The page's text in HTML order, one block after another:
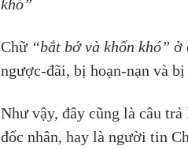
khó”
Chữ “bắt bớ và khốn khó” ở
ngược-đãi, bị hoạn-nạn và
Như vậy, đây cũng là câu
đốc nhân, hay là người tin